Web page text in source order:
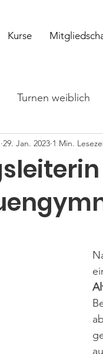
Kurse
Turnen weiblich
2026
29. Jan. 2023 1 Min.